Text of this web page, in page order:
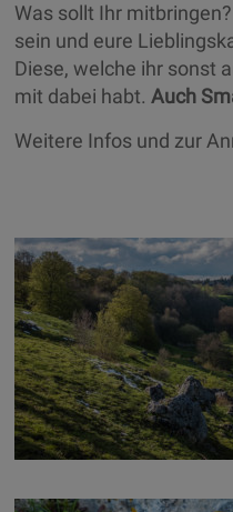
Was sollt Ihr
sein und eure
Diese, welche ihr sonst
mit dabei habt.Auch
Weitere Infos und zur